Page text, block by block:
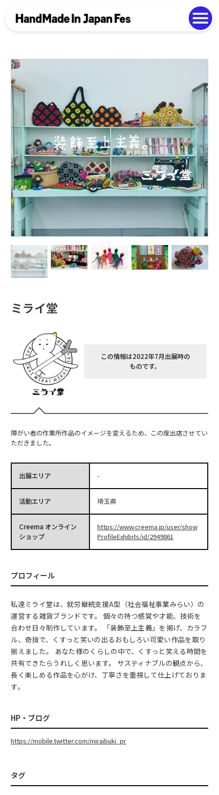
Photo Gallery
ミライ堂
この情報は2022年7月出展時の
ものです。
障がい者の作業所作品のイメージを変えるため、この度出店させてい
ただきました。
出展エリア -
活動エリア 埼玉県
Creema オンライン
ショップ
https://www.creema.jp/user/show
ProfileExhibits/id/2949861
プロフィール
私達ミライ堂は、就労継続支援A型（社会福祉事業みらい）の
運営する雑貨ブランドです。 個々の持つ感覚や才能、技術を
合わせ日々制作しています。 「装飾至上主義」を掲げ、カラフ
ル、奇抜で、くすっと笑いの出るおもしろい可愛い作品を取り
揃えました。 あなた様のくらしの中で、くすっと笑える時間を
共有できたらうれしく思います。 サスティナブルの観点から、
長く楽しめる作品を心がけ、丁寧さを重視して仕上げておりま
す。
HP・ブログ
https://mobile.twitter.com/miraibuki_pr
タグ